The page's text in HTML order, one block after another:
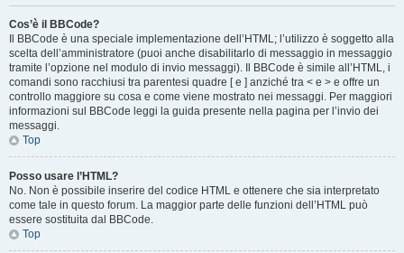
Cos’è il BBCode?
Il BBCode è una speciale implementazione dell’HTML; l’utilizzo è soggetto alla
scelta dell’amministratore (puoi anche disabilitarlo di messaggio in messaggio
tramite l’opzione nel modulo di invio messaggi). Il BBCode è simile all’HTML, i
comandi sono racchiusi tra parentesi quadre [ e ] anziché tra < e > e offre un
controllo maggiore su cosa e come viene mostrato nei messaggi. Per maggiori
informazioni sul BBCode leggi la guida presente nella pagina per l’invio dei
messaggi.
Top
Posso usare l’HTML?
No. Non è possibile inserire del codice HTML e ottenere che sia interpretato
come tale in questo forum. La maggior parte delle funzioni dell’HTML può
essere sostituita dal BBCode.
Top